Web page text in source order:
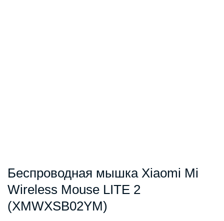
Беспроводная мышка Xiaomi Mi
Wireless Mouse LITE 2
(XMWXSB02YM)